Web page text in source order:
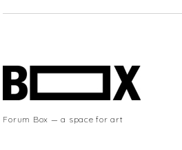
Forum Box — a space for art